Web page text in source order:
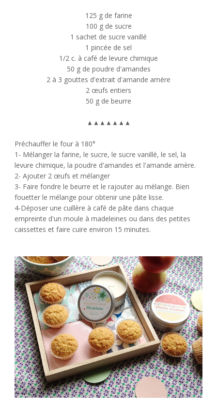
125 g de farine
100 g de sucre
1 sachet de sucre vanillé
1 pincée de sel
1/2 c. à café de levure chimique
50 g de poudre d'amandes
2 à 3 gouttes d'extrait d'amande amère
2 œufs entiers
50 g de beurre
▲ ▲ ▲ ▲ ▲ ▲ ▲
Préchauffer le four à 180°
1- Mélanger la farine, le sucre, le sucre vanillé, le sel, la
levure chimique, la poudre d'amandes et l'amande amère.
2- Ajouter 2 œufs et mélanger
3- Faire fondre le beurre et le rajouter au mélange. Bien
fouetter le mélange pour obtenir une pâte lisse.
4-Déposer une cuillère à café de pâte dans chaque
empreinte d'un moule à madeleines ou dans des petites
caissettes et faire cuire environ 15 minutes.